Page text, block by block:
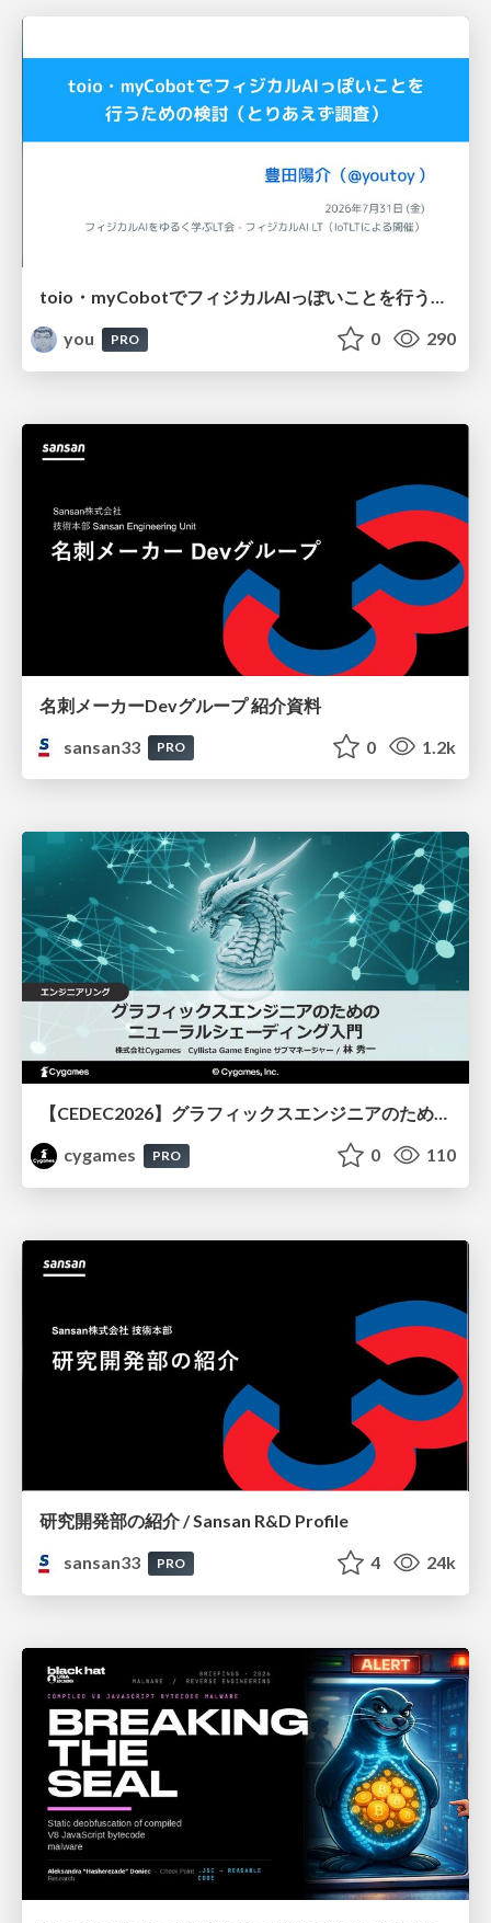
toio・myCobotでフィジカルAIっぽいことを行うための検討（とりあえず調査） / フィジカルAI LT（IoTLTによる開催）
you
PRO 0 290
名刺メーカーDevグループ 紹介資料
sansan33
PRO 0 1.2k
【CEDEC2026】グラフィックスエンジニアのためのニューラルシェーディング入門
cygames
PRO 0 110
研究開発部の紹介 / Sansan R&D Profile
sansan33
PRO 4 24k